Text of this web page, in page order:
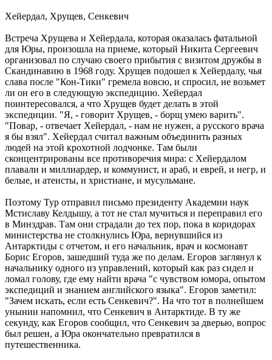
Хейердал, Хрущев, Сенкевич
Встреча Хрущева и Хейердала, которая оказалась фатальной
для Юры, произошла на приеме, который Никита Сергеевич
организовал по случаю своего прибытия с визитом дружбы в
Скандинавию в 1968 году. Хрущев подошел к Хейердалу, чья
слава после "Кон-Тики" гремела вовсю, и спросил, не возьмет
ли он его в следующую экспедицию. Хейердал
поинтересовался, а что Хрущев будет делать в этой
экспедиции. "Я, - говорит Хрущев, - борщ умею варить".
"Повар, - отвечает Хейердал, - нам не нужен, а русского врача
я бы взял". Хейердал считал важным объединить разных
людей на этой крохотной лодчонке. Там были
сконцентрированы все противоречия мира: с Хейердалом
плавали и миллиардер, и коммунист, и араб, и еврей, и негр, и
белые, и атеисты, и христиане, и мусульмане.
Поэтому Тур отправил письмо президенту Академии наук
Мстиславу Келдышу, а тот не стал мучиться и переправил его
в Минздрав. Там они страдали до тех пор, пока в коридорах
министерства не столкнулись Юра, вернувшийся из
Антарктиды с отчетом, и его начальник, врач и космонавт
Борис Егоров, зашедший туда же по делам. Егоров заглянул к
начальнику одного из управлений, который как раз сидел и
ломал голову, где ему найти врача "с чувством юмора, опытом
экспедиций и знанием английского языка". Егоров заметил:
"Зачем искать, если есть Сенкевич?". На что тот в полнейшем
унынии напомнил, что Сенкевич в Антарктиде. В ту же
секунду, как Егоров сообщил, что Сенкевич за дверью, вопрос
был решен, а Юра окончательно превратился в
путешественника.